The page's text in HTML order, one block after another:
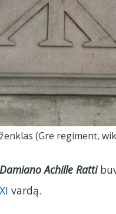
(Gre regiment,
Achille Ratti
vardą.